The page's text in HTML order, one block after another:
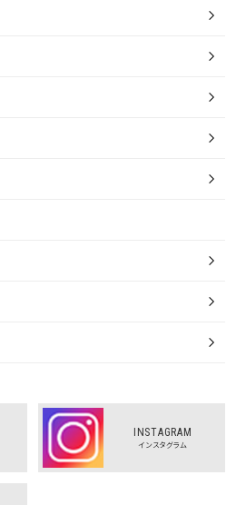
INSTAGRAM
インスタグラム